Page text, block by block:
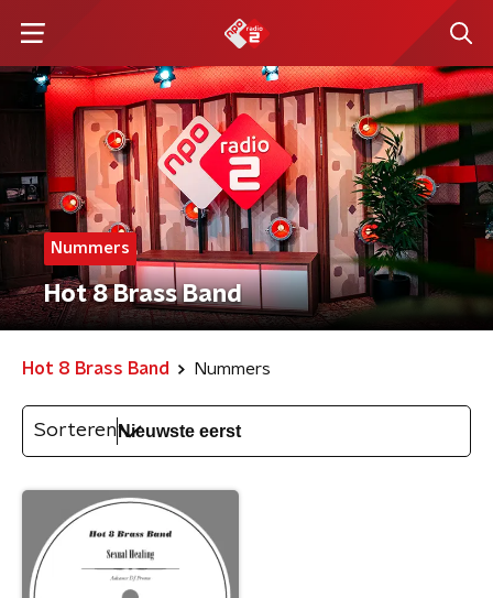
Nummers
Hot 8 Brass Band
Hot 8 Brass Band Nummers
Sorteren